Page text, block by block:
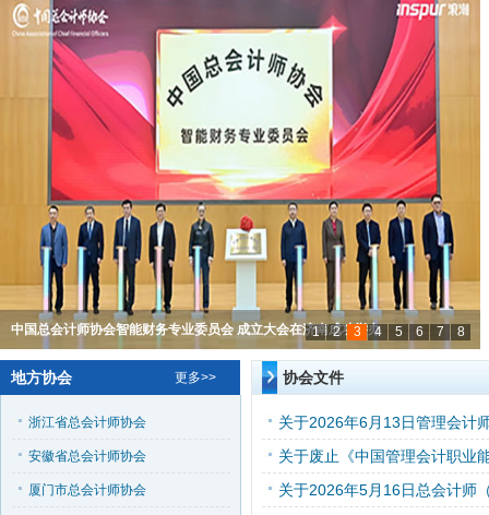
中国总会计师协会“2025管理会计论坛”成功举办
“2025 民营企业专题研讨会” 在杭州成功举办
中国总会计师协会智能财务专业委员会 成立大会在济南成功举办
中国总会计师协会 “2023管理会计论坛” 成功举办
中国总会计师协会 “2023管理会计论坛” 成功举办
中国总会计师协会第六次全国会员代表大会暨 “中国管理会计系列讲座”第三讲、
管理会计助力新时代中国经济高质量发展 ——中国管理会计专题会暨信息发布
刘红薇会长应邀出席国际财联第49届世界大会
1 2 3 4 5 6 7 8
地方协会 更多>>
浙江省总会计师协会
安徽省总会计师协会
厦门市总会计师协会
协会文件